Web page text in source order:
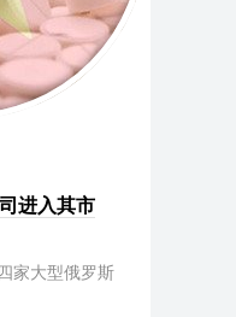
进入其市
家大型俄罗斯